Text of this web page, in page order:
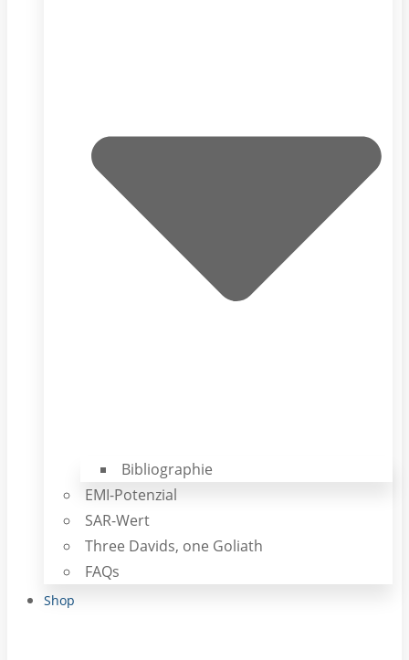
Bibliographie
EMI-Potenzial
SAR-Wert
Three Davids, one Goliath
FAQs
Shop